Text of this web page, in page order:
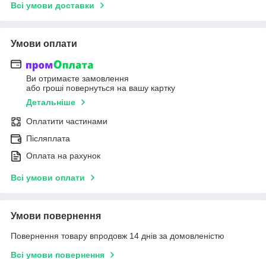
Всі умови доставки
Умови оплати
Ви отримаєте замовлення
або гроші повернуться на вашу картку
Детальніше
Оплатити частинами
Післяплата
Оплата на рахунок
Всі умови оплати
Умови повернення
Повернення товару впродовж 14 днів за домовленістю
Всі умови повернення